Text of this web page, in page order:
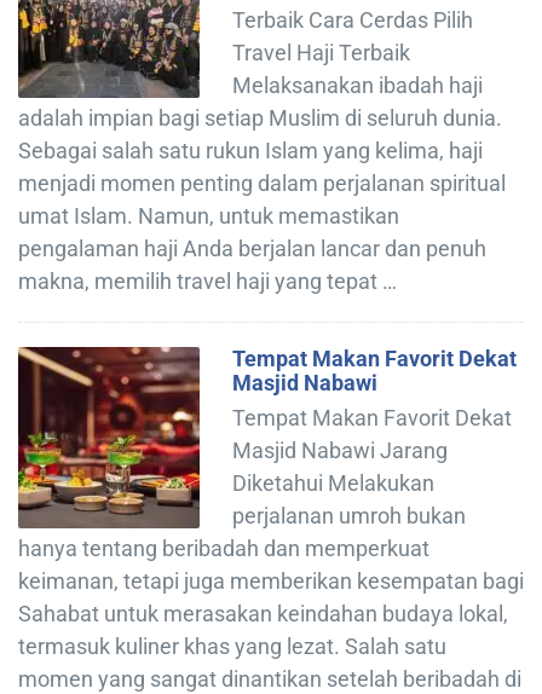
Terbaik Cara Cerdas Pilih
Travel Haji Terbaik
Melaksanakan ibadah haji
adalah impian bagi setiap Muslim di seluruh dunia.
Sebagai salah satu rukun Islam yang kelima, haji
menjadi momen penting dalam perjalanan spiritual
umat Islam. Namun, untuk memastikan
pengalaman haji Anda berjalan lancar dan penuh
makna, memilih travel haji yang tepat …
Tempat Makan Favorit Dekat
Masjid Nabawi
Tempat Makan Favorit Dekat
Masjid Nabawi Jarang
Diketahui Melakukan
perjalanan umroh bukan
hanya tentang beribadah dan memperkuat
keimanan, tetapi juga memberikan kesempatan bagi
Sahabat untuk merasakan keindahan budaya lokal,
termasuk kuliner khas yang lezat. Salah satu
momen yang sangat dinantikan setelah beribadah di